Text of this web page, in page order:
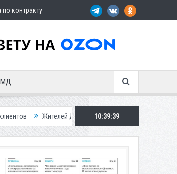
по контракту
МД
Дагестана приглашает в «Госуслуги Дом»
10:39:40